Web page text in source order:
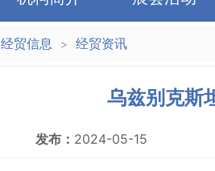
经贸信息 > 经贸资讯
乌兹别克斯
发布： 2024-05-15